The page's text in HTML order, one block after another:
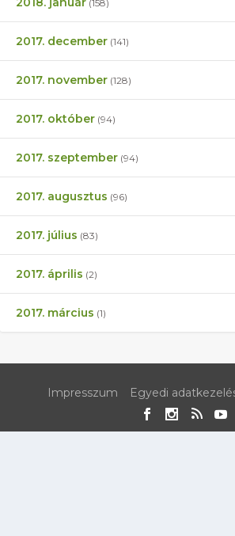
(158)
2017. december (141)
2017. november (128)
2017. október (94)
2017. szeptember (94)
2017. augusztus (96)
2017. július (83)
2017. április (2)
2017. március (1)
Impresszum Egyedi